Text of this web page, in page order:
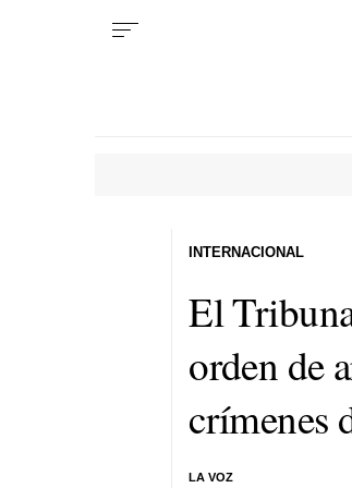
El
orden de
crímenes
LA VOZ
INTERNACIONAL